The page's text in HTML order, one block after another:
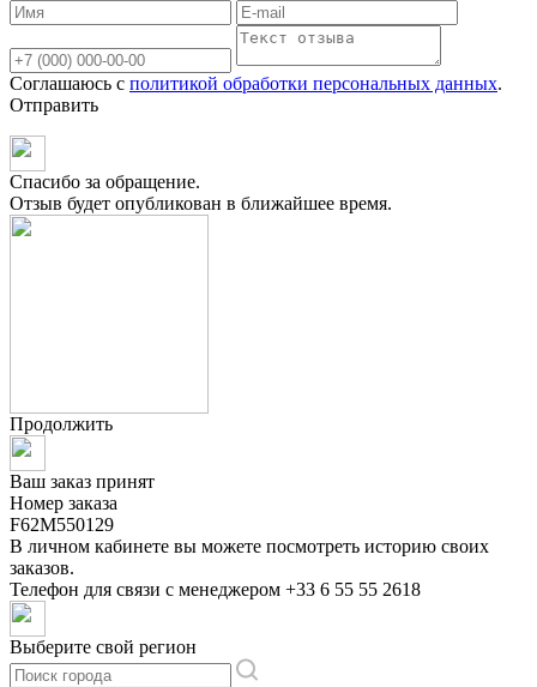
Соглашаюсь с политикой обработки персональных данных.
Отправить
Спасибо за обращение.
Отзыв будет опубликован в ближайшее время.
Продолжить
Ваш заказ принят
Номер заказа
F62M550129
В личном кабинете вы можете посмотреть историю своих
заказов.
Телефон для связи с менеджером +33 6 55 55 2618
Выберите свой регион